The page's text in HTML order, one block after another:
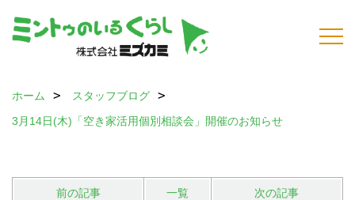
ホーム
スタッフブログ
3月14日(木)「空き家活用個別相談会」開催のお知らせ
前の記事 一覧 次の記事